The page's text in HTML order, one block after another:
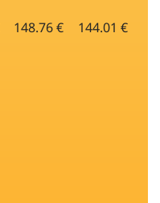
148.76 € 144.01 €